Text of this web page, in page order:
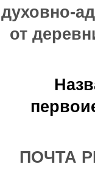
духовно-
от
ПОЧТА